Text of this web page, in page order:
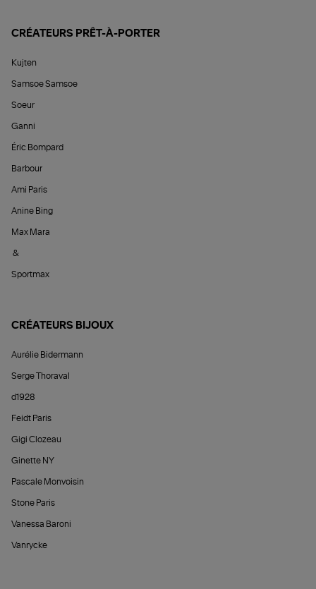
CRÉATEURS PRÊT-À-PORTER
Kujten
Samsoe Samsoe
Soeur
Ganni
Éric Bompard
Barbour
Ami Paris
Anine Bing
Max Mara
&
Sportmax
CRÉATEURS BIJOUX
Aurélie Bidermann
Serge Thoraval
d1928
Feidt Paris
Gigi Clozeau
Ginette NY
Pascale Monvoisin
Stone Paris
Vanessa Baroni
Vanrycke